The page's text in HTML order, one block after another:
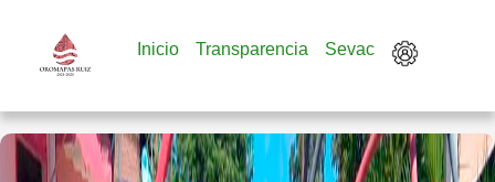
Inicio Transparencia Sevac